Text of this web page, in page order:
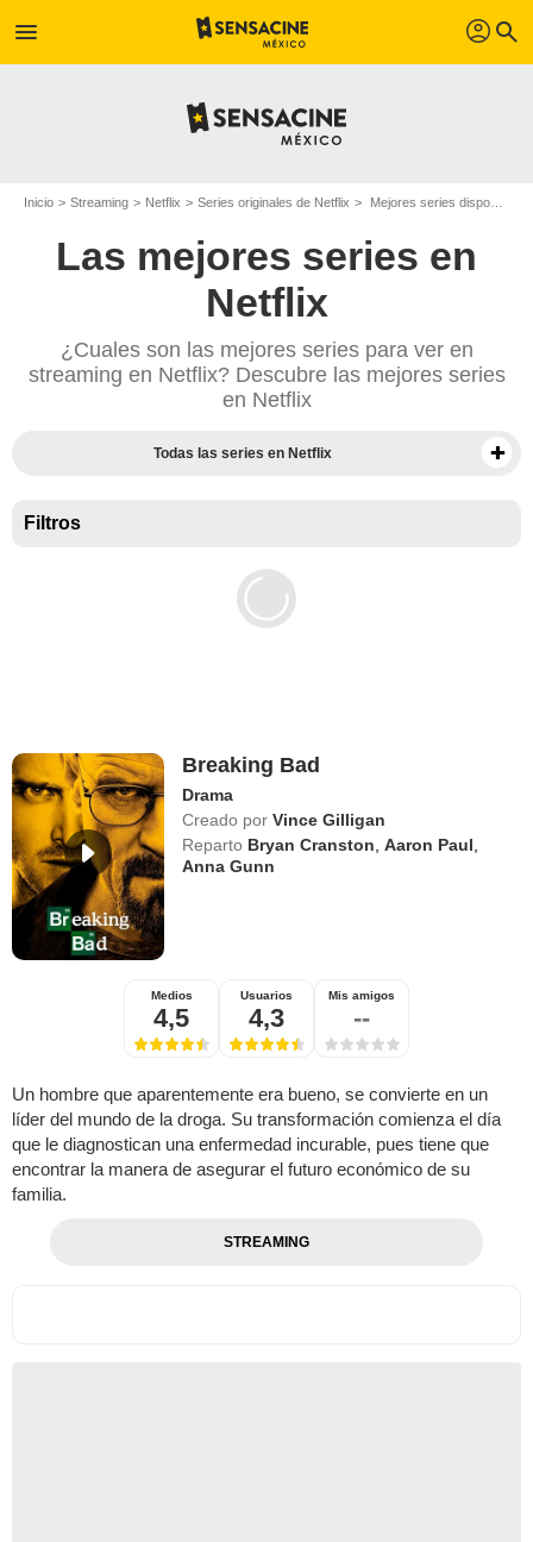
menu profil search
Inicio Streaming Netflix Series originales de Netflix Mejores series disponibles en Netflix
Las mejores series en
Netflix
¿Cuales son las mejores series para ver en
streaming en Netflix? Descubre las mejores series
en Netflix
Todas las series en Netflix
Documentales para ver en Netflix
Películas Netflix más esperadas
Filtros
Breaking Bad
Drama
Creado por Vince Gilligan
Reparto Bryan Cranston ,Aaron Paul
Anna Gunn
Medios
4,5
Usuarios
4,3
Mis amigos
--
Un hombre que aparentemente era bueno, se convierte en un
líder del mundo de la droga. Su transformación comienza el día
que le diagnostican una enfermedad incurable, pues tiene que
encontrar la manera de asegurar el futuro económico de su
familia.
STREAMING